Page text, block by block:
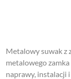
Metalowy suwak z
metalowego
naprawy, instalacji